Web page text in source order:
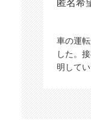
匿名希
車の運
した。
明して